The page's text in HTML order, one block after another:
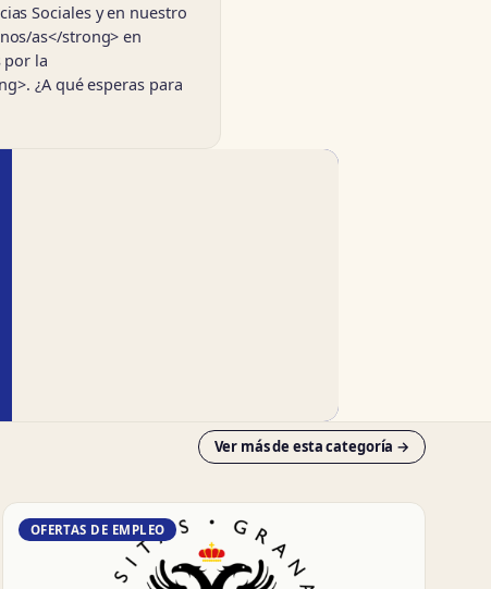
Sociales y en nuestro
as</strong> en
por la
¿A qué esperas para
Ver más de esta categoría →
OFERTAS DE EMPLEO